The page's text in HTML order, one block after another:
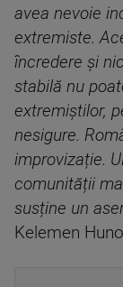
avea nevoie
extremiste.
încredere și
stabilă nu
extremiștilor,
nesigure.
improvizație.
comunității
susține un
Kelemen